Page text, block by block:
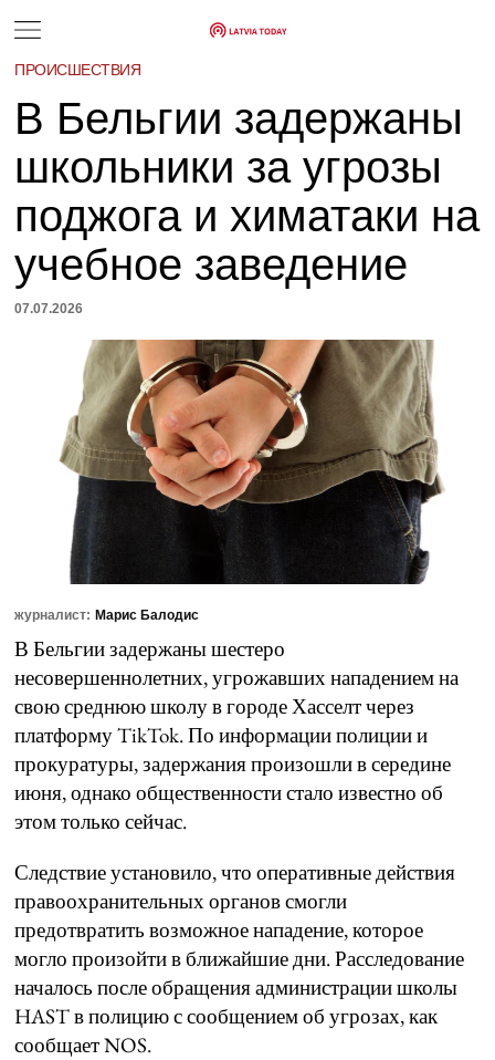
ПРОИСШЕСТВИЯ
В Бельгии задержаны
школьники за угрозы
поджога и химатаки на
учебное заведение
07.07.2026
журналист: Марис Балодис
В Бельгии задержаны шестеро
несовершеннолетних, угрожавших нападением на
свою среднюю школу в городе Хасселт через
платформу TikTok. По информации полиции и
прокуратуры, задержания произошли в середине
июня, однако общественности стало известно об
этом только сейчас.
Следствие установило, что оперативные действия
правоохранительных органов смогли
предотвратить возможное нападение, которое
могло произойти в ближайшие дни. Расследование
началось после обращения администрации школы
HAST в полицию с сообщением об угрозах, как
сообщает NOS.